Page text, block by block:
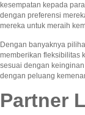
kesempatan kepada
dengan preferensi
mereka untuk meraih
Dengan banyaknya
memberikan fleksibilitas
sesuai dengan
dengan peluang
Partner